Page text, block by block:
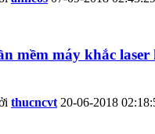
mềm máy khắc laser
thucncvt 20-06-2018